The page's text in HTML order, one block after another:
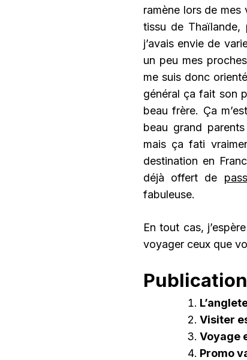
ramène lors de
tissu de
j’avais envie de
un peu mes
me suis donc
général ça fait son
beau frère. Ça
beau grand
mais ça fati
destination en
déjà offert de
fabuleuse.
En tout cas,
voyager ceux que
Visiter
Voyage
Promo